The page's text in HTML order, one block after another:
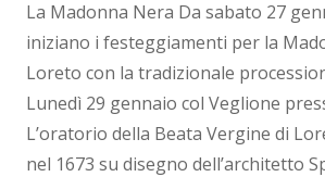
La Madonna Nera Da sabato 27
iniziano i festeggiamenti per la
Loreto con la tradizionale
Lunedì 29 gennaio col Veglione
L’oratorio della Beata Vergine di
nel 1673 su disegno dell’architetto